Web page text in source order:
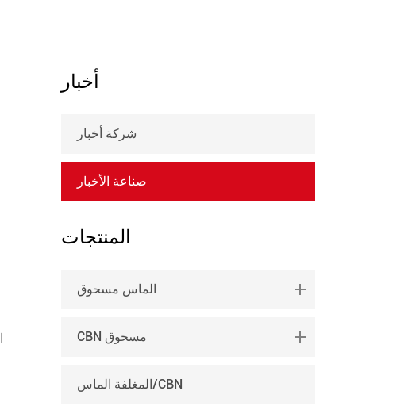
أخبار
شركة أخبار
صناعة الأخبار
المنتجات
الماس مسحوق
CBN مسحوق
المغلفة الماس/CBN